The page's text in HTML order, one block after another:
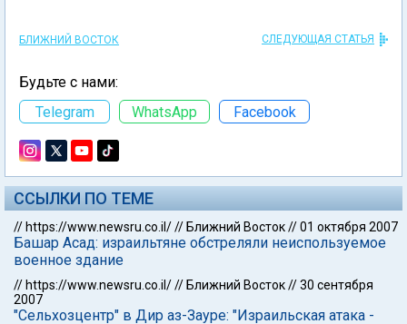
БЛИЖНИЙ ВОСТОК СЛЕДУЮЩАЯ СТАТЬЯ
Будьте с нами:
Telegram
WhatsApp Facebook
ССЫЛКИ ПО ТЕМЕ
// https://www.newsru.co.il/// Ближний Восток//01 октября 2007
Башар Асад: израильтяне обстреляли неиспользуемое
военное здание
// https://www.newsru.co.il/// Ближний Восток//30 сентября
2007
"Сельхозцентр" в Дир аз-Зауре: "Израильская атака -